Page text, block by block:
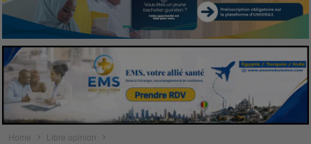
Home Libre opinion